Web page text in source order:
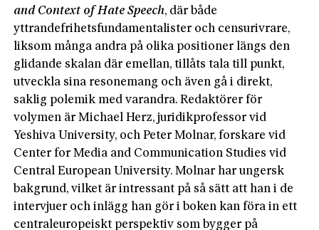
and Context of Hate Speech, där både
yttrandefrihetsfundamentalister och censurivrare,
liksom många andra på olika positioner längs den
glidande skalan där emellan, tillåts tala till punkt,
utveckla sina resonemang och även gå i direkt,
saklig polemik med varandra. Redaktörer för
volymen är Michael Herz, juridikprofessor vid
Yeshiva University, och Peter Molnar, forskare vid
Center for Media and Communication Studies vid
Central European University. Molnar har ungersk
bakgrund, vilket är intressant på så sätt att han i de
intervjuer och inlägg han gör i boken kan föra in ett
centraleuropeiskt perspektiv som bygger på